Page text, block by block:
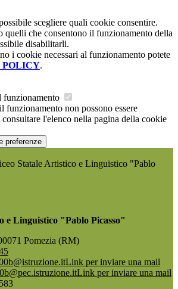
scegliere quali cookie consentire.
quelli che consentono il funzionamento della
disabilitarli.
i cookie necessari al funzionamento potete
POLICY.
funzionamento
funzionamento non possono essere
l'elenco nella pagina della cookie
preferenze
Statale Artistico e Linguistico "Pablo
e Linguistico "Pablo Picasso"
Pomezia (RM)
Link per inviare una mail
Link per inviare una mail